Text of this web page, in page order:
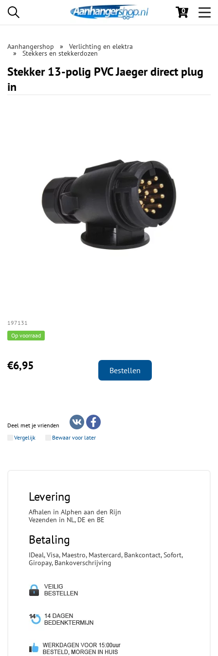
0
Aanhangershop Verlichting en elektra
Stekkers en stekkerdozen
Stekker 13-polig PVC Jaeger direct plug
in
197131
Op voorraad
€6,95 Bestellen
Deel met je vrienden
Vergelijk
Bewaar voor later
Levering
Afhalen in Alphen aan den Rijn
Vezenden in NL, DE en BE
Betaling
IDeal, Visa, Maestro, Mastercard, Bankcontact, Sofort,
Giropay, Bankoverschrijving